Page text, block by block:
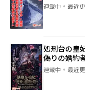
連載中 最近更
処刑台の皇
偽りの婚約
連載中 最近更